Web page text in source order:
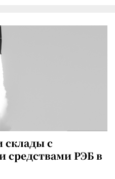
склады с
средствами РЭБ в